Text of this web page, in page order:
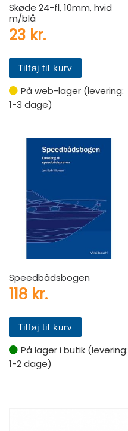
Skøde 24-fl, 10mm, hvid
m/blå
23 kr.
Tilføj til kurv
På web-lager (levering:
1-3 dage)
Speedbådsbogen
118 kr.
Tilføj til kurv
På lager i butik (levering:
1-2 dage)